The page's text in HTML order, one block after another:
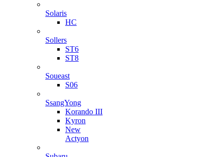
Solaris
HC
Sollers
ST6
ST8
Soueast
S06
SsangYong
Korando III
Kyron
New
Actyon